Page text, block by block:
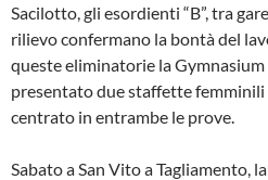
Sacilotto, gli esordienti “B”, tra
rilievo confermano la bontà del
queste eliminatorie la
presentato due staffette
centrato in entrambe le prove.
Sabato a San Vito a Tagliamento,